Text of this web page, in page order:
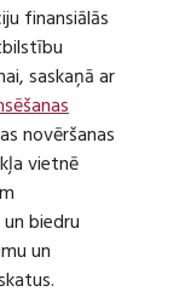
finansiālās
saskaņā ar
novēršanas
vietnē
biedru
un